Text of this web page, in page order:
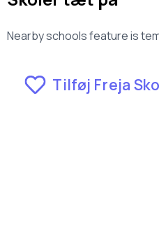
Nearby schools feature is
Tilføj Freja